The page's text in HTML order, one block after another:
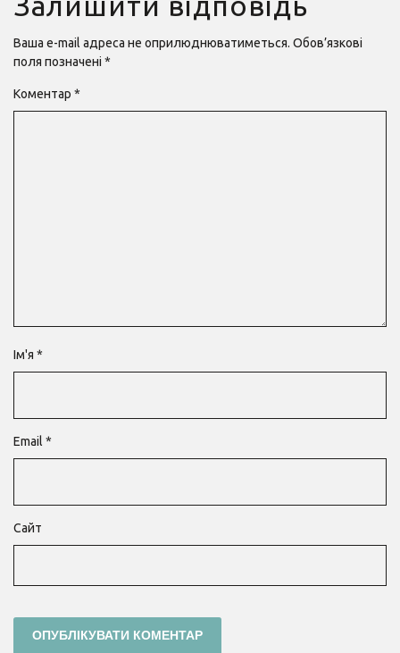
Ваша e-mail адреса не оприлюднюватиметься. Обов’язкові
поля позначені *
Коментар *
Ім'я *
Email *
Сайт